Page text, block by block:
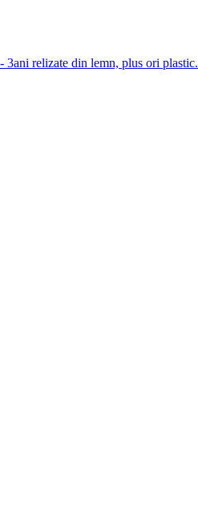
3ani relizate din lemn, plus ori plastic.